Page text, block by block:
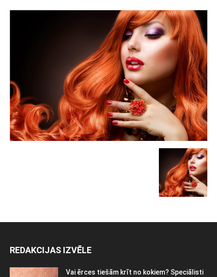
REDAKCIJAS IZVĒLE
Vai ērces tiešām krīt no kokiem? Speciālisti